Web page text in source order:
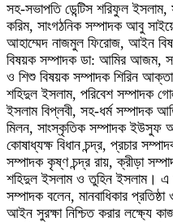
সহ-সভাপতি ডেন্টিস শরিফুল
করিম, সাংগঠনিক সম্পাদক আবু
আহাম্মেদ নাজমুল ফিরোজ, আইন
বিষয়ক সম্পাদক ডা: আমির আজম,
ও শিশু বিষয়ক সম্পাদক শিরিন
শহিদুল ইসলাম, পরিবেশ সম্পাদক
ইসলাম বিপ্লবী, সহ-ধর্ম সম্পাদক
মিলন, সাংস্কৃতিক সম্পাদক ইউসুফ
কোষাধ্যক্ষ বিধান চন্দ্র, প্রচার
সম্পাদক কৃষ্ণ চন্দ্র রায়, ক্রীড়া
শহিদুল ইসলাম ও তুহিন ইসলাম। এ
সম্পাদক বলেন, মানবাধিকার
আইন সুরক্ষা নিশ্চিত করার লক্ষ্যে